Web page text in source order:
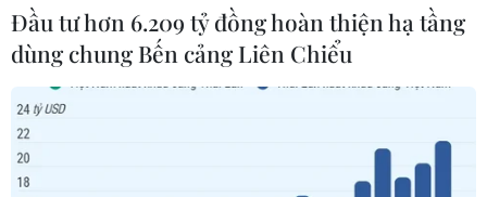
Đầu tư hơn 6.209 tỷ đồng hoàn thiện hạ tầng
dùng chung Bến cảng Liên Chiểu